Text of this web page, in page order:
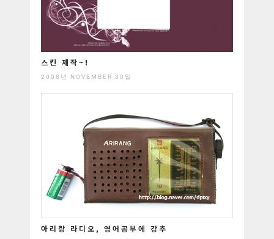
스킨 제작~!
2008년 NOVEMBER 30일
아리랑 라디오, 영어공부에 강추